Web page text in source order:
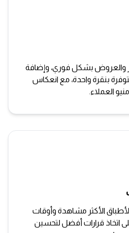
والعروض بشكل فوري، وإضافة
بنقرة واحدة، مع انعكاس
العملاء.
الأكثر مشاهدة وأوقات
اتخاذ قرارات أفضل لتحسين